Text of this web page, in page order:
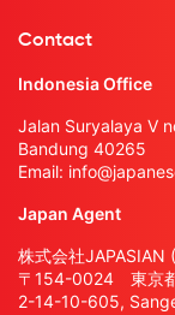
Contact
Indonesia Office
Jalan Suryalaya V
Bandung 40265
Email:
Japan Agent
株式会社JAPASIAN
〒154-0024 東京
2-14-10-605,